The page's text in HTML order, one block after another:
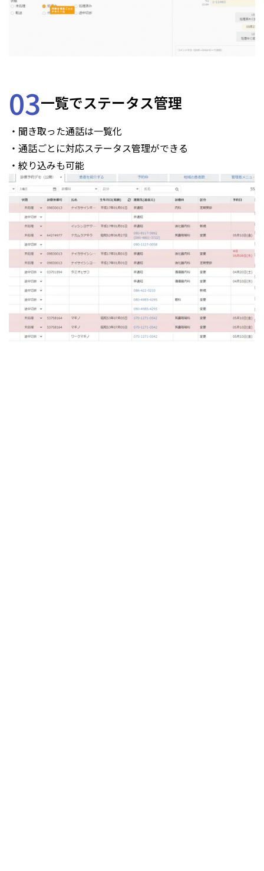
03一覧でステータス管理
・聞き取った通話は一覧化
・通話ごとに対応ステータス管理ができる
・絞り込みも可能